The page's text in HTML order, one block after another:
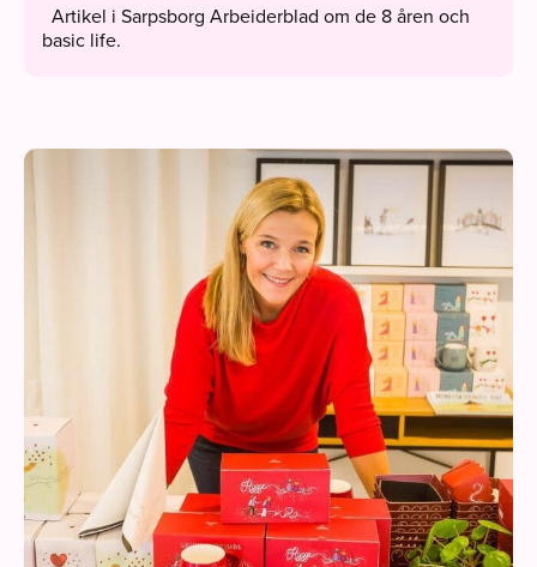
Artikel i Sarpsborg Arbeiderblad om de 8 åren och
basic life.